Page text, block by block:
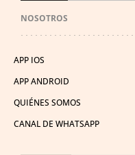
NOSOTROS
APP IOS
APP ANDROID
QUIÉNES SOMOS
CANAL DE WHATSAPP